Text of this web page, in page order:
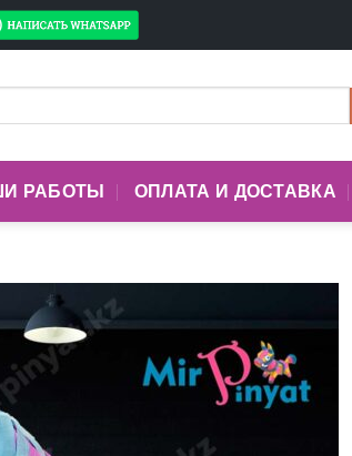
РАБОТЫ ОПЛАТА И ДОСТАВКА